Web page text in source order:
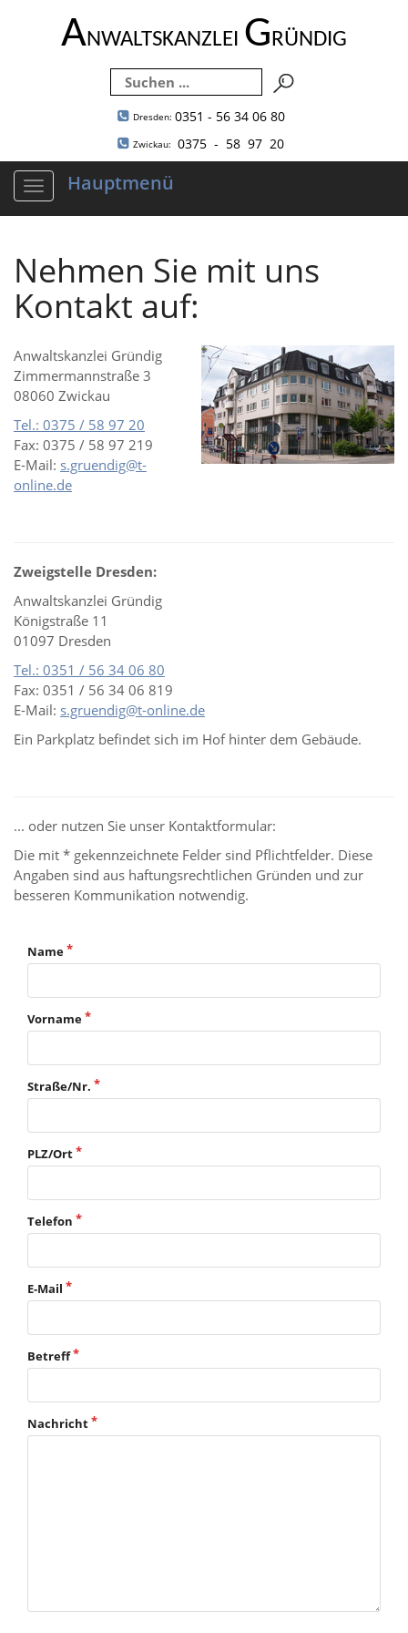
ANWALTSKANZLEI GRÜNDIG
Dresden: 0351 - 56 34 06 80
Zwickau: 0375 - 58 97 20
Navigation
ein-/ausblenden
Hauptmenü
Nehmen Sie mit uns
Kontakt auf:
Anwaltskanzlei Gründig
Zimmermannstraße 3
08060 Zwickau
Tel.: 0375 / 58 97 20
Fax: 0375 / 58 97 219
E-Mail: s.gruendig@t-
online.de
Zweigstelle Dresden:
Anwaltskanzlei Gründig
Königstraße 11
01097 Dresden
Tel.: 0351 / 56 34 06 80
Fax: 0351 / 56 34 06 819
E-Mail: s.gruendig@t-online.de
Ein Parkplatz befindet sich im Hof hinter dem Gebäude.
... oder nutzen Sie unser Kontaktformular:
Die mit * gekennzeichnete Felder sind Pflichtfelder. Diese
Angaben sind aus haftungsrechtlichen Gründen und zur
besseren Kommunikation notwendig.
Name
Vorname
Straße/Nr.
PLZ/Ort
Telefon
E-Mail
Betreff
Nachricht